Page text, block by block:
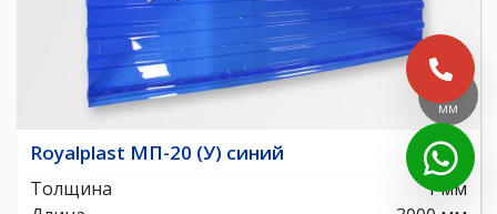
1
мм
Royalplast МП-20 (У) синий
Толщина
1 мм